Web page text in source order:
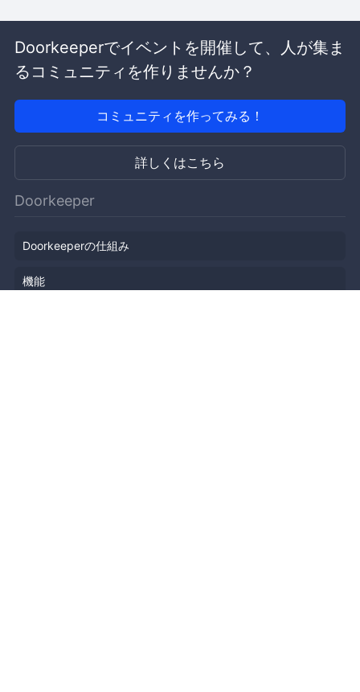
Doorkeeperでイベントを開催して、人が集ま
るコミュニティを作りませんか？
コミュニティを作ってみる！
詳しくはこちら
Doorkeeper
Doorkeeperの仕組み
機能